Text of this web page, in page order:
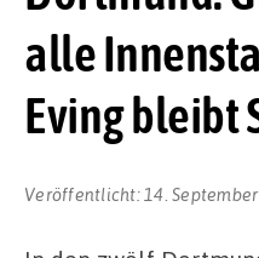
alle
Eving bleibt
Veröffentlicht: 14.